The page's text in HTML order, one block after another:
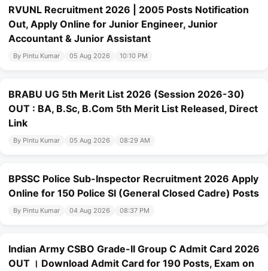
RVUNL Recruitment 2026 | 2005 Posts Notification
Out, Apply Online for Junior Engineer, Junior
Accountant & Junior Assistant
By Pintu Kumar 05 Aug 2026 10:10 PM
BRABU UG 5th Merit List 2026 (Session 2026-30)
OUT : BA, B.Sc, B.Com 5th Merit List Released, Direct
Link
By Pintu Kumar 05 Aug 2026 08:29 AM
BPSSC Police Sub-Inspector Recruitment 2026 Apply
Online for 150 Police SI (General Closed Cadre) Posts
By Pintu Kumar 04 Aug 2026 08:37 PM
Indian Army CSBO Grade-II Group C Admit Card 2026
OUT । Download Admit Card for 190 Posts, Exam on